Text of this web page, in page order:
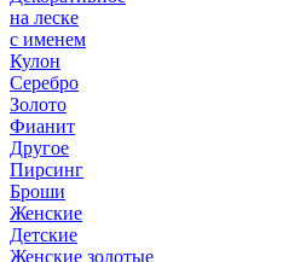
на леске
с именем
Кулон
Серебро
Золото
Фианит
Другое
Пирсинг
Броши
Женские
Детские
Женские золотые